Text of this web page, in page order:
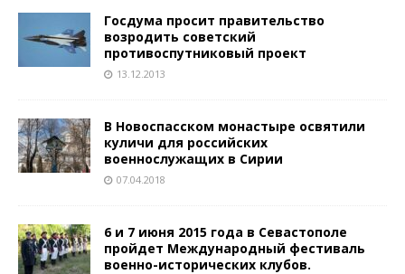
Госдума просит правительство
возродить советский
противоспутниковый проект
13.12.2013
В Новоспасском монастыре освятили
куличи для российских
военнослужащих в Сирии
07.04.2018
6 и 7 июня 2015 года в Севастополе
пройдет Международный фестиваль
военно-исторических клубов.